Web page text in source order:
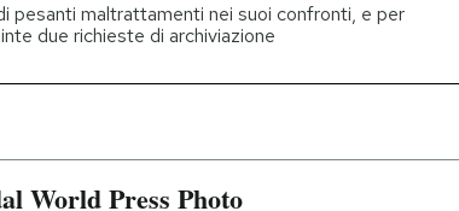
pesanti maltrattamenti nei suoi confronti, e per
due richieste di archiviazione
World Press Photo